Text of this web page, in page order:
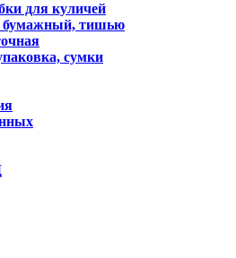
для куличей
бумажный, тишью
сумки